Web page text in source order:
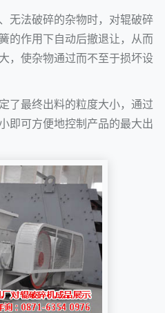
无法破碎的杂物时，对辊破碎
的作用下自动后撤退让，从而
，使杂物通过而不至于损坏设
了最终出料的粒度大小，通过
即可方便地控制产品的最大出